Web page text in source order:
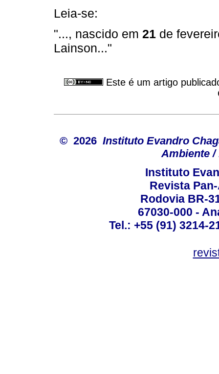
Leia-se:
"..., nascido em 21 de
Lainson..."
Este é um artigo
© 2026 Instituto Evandro
Ambiente /
Instituto
Revista
Rodovia BR-
67030-000 -
Tel.: +55 (91) 3214-